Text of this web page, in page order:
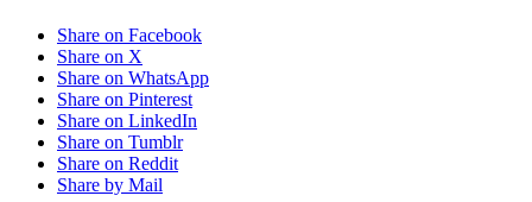
Share on Facebook
Share on X
Share on WhatsApp
Share on Pinterest
Share on LinkedIn
Share on Tumblr
Share on Reddit
Share by Mail